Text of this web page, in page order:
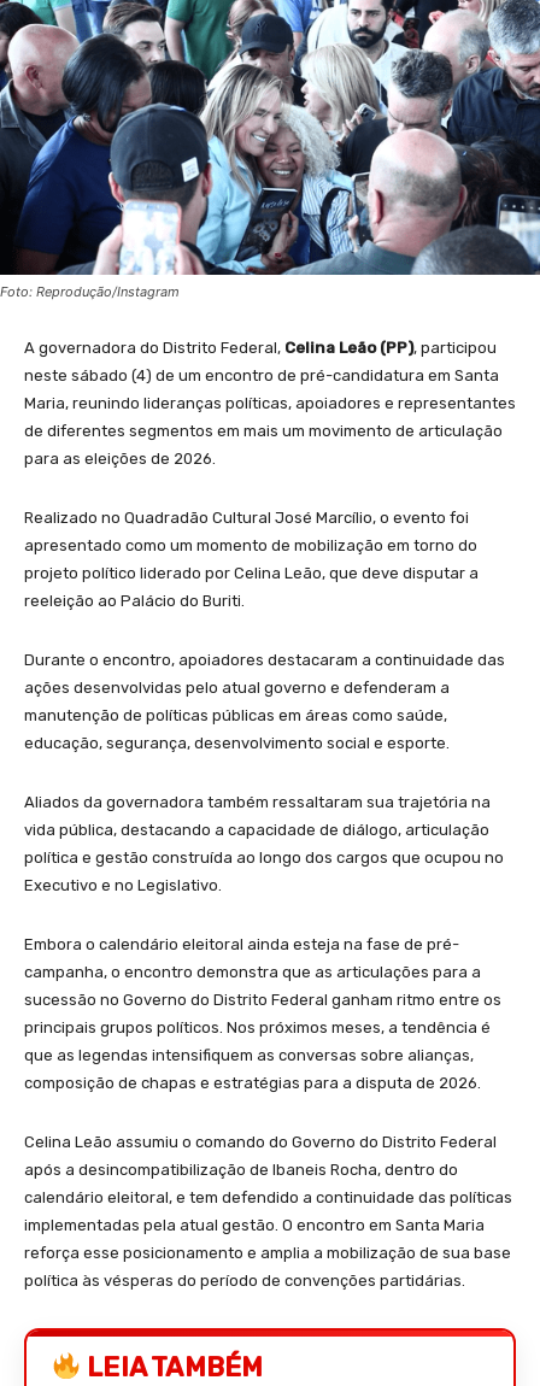
Foto: Reprodução/Instagram
A governadora do Distrito Federal, Celina Leão (PP), participou
neste sábado (4) de um encontro de pré-candidatura em Santa
Maria, reunindo lideranças políticas, apoiadores e representantes
de diferentes segmentos em mais um movimento de articulação
para as eleições de 2026.
Realizado no Quadradão Cultural José Marcílio, o evento foi
apresentado como um momento de mobilização em torno do
projeto político liderado por Celina Leão, que deve disputar a
reeleição ao Palácio do Buriti.
Durante o encontro, apoiadores destacaram a continuidade das
ações desenvolvidas pelo atual governo e defenderam a
manutenção de políticas públicas em áreas como saúde,
educação, segurança, desenvolvimento social e esporte.
Aliados da governadora também ressaltaram sua trajetória na
vida pública, destacando a capacidade de diálogo, articulação
política e gestão construída ao longo dos cargos que ocupou no
Executivo e no Legislativo.
Embora o calendário eleitoral ainda esteja na fase de pré-
campanha, o encontro demonstra que as articulações para a
sucessão no Governo do Distrito Federal ganham ritmo entre os
principais grupos políticos. Nos próximos meses, a tendência é
que as legendas intensifiquem as conversas sobre alianças,
composição de chapas e estratégias para a disputa de 2026.
Celina Leão assumiu o comando do Governo do Distrito Federal
após a desincompatibilização de Ibaneis Rocha, dentro do
calendário eleitoral, e tem defendido a continuidade das políticas
implementadas pela atual gestão. O encontro em Santa Maria
reforça esse posicionamento e amplia a mobilização de sua base
política às vésperas do período de convenções partidárias.
LEIA TAMBÉM